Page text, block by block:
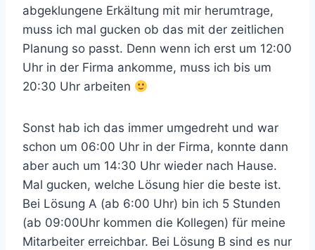
abgeklungene Erkältung mit mir herumtrage,
muss ich mal gucken ob das mit der zeitlichen
Planung so passt. Denn wenn ich erst um 12:00
Uhr in der Firma ankomme, muss ich bis um
20:30 Uhr arbeiten
Sonst hab ich das immer umgedreht und war
schon um 06:00 Uhr in der Firma, konnte dann
aber auch um 14:30 Uhr wieder nach Hause.
Mal gucken, welche Lösung hier die beste ist.
Bei Lösung A (ab 6:00 Uhr) bin ich 5 Stunden
(ab 09:00Uhr kommen die Kollegen) für meine
Mitarbeiter erreichbar. Bei Lösung B sind es nur